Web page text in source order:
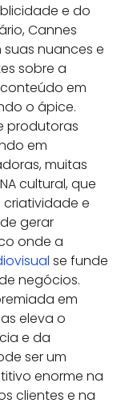
e do
Cannes
suas nuances e
sobre a
em
o ápice.
produtoras
em
muitas
cultural, que
e
gerar
onde a
se funde
negócios.
em
eleva o
e da
ser um
enorme na
clientes e na